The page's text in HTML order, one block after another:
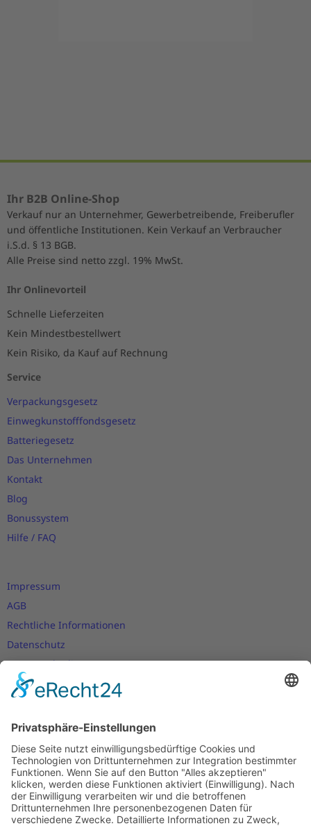
Ihr B2B Online-Shop
Verkauf nur an Unternehmer, Gewerbetreibende, Freiberufler
und öffentliche Institutionen. Kein Verkauf an Verbraucher
i.S.d. § 13 BGB.
Alle Preise sind netto zzgl. 19% MwSt.
Ihr Onlinevorteil
Schnelle Lieferzeiten
Kein Mindestbestellwert
Kein Risiko, da Kauf auf Rechnung
Service
Verpackungsgesetz
Einwegkunstofffondsgesetz
Batteriegesetz
Das Unternehmen
Kontakt
Blog
Bonussystem
Hilfe / FAQ
Impressum
AGB
Rechtliche Informationen
Datenschutz
Nutzungsbedingungen
Versand- und Zahlungsbedingungen
Cookie-Einstellungen
Newsletter
Verpassen Sie keine Neuigkeiten,
Angebote und Gutscheine!